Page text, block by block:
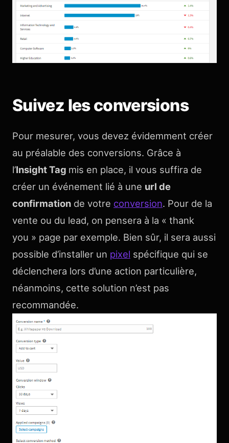
Suivez les conversions
Pour mesurer, vous devez évidemment créer
au préalable des conversions. Grâce à
l’Insight Tag mis en place, il vous suffira de
créer un événement lié à une url de
confirmation de votre conversion. Pour de la
vente ou du lead, on pensera à la « thank
you » page par exemple. Bien sûr, il sera aussi
possible d’installer un pixel spécifique qui se
déclenchera lors d’une action particulière,
néanmoins, cette solution n’est pas
recommandée.